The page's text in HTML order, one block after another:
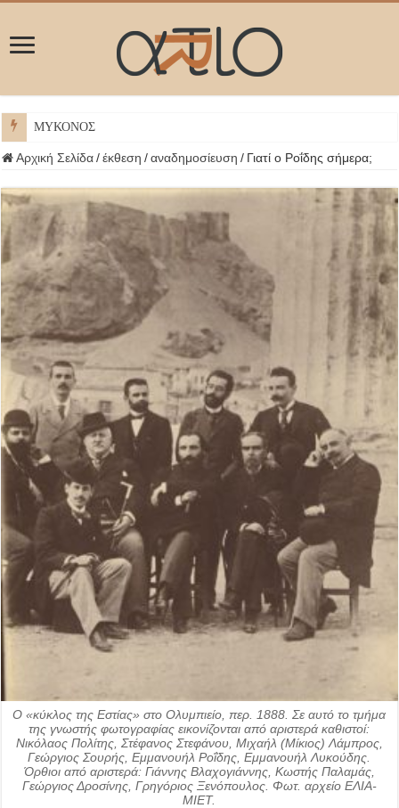
ΜΥΚΟΝΟΣ
Αρχική Σελίδα / έκθεση / αναδημοσίευση / Γιατί ο Ροΐδης σήμερα;
Ο «κύκλος της Εστίας» στο Ολυμπιείο, περ. 1888. Σε αυτό το τμήμα
της γνωστής φωτογραφίας εικονίζονται από αριστερά καθιστοί:
Νικόλαος Πολίτης, Στέφανος Στεφάνου, Μιχαήλ (Μίκιος) Λάμπρος,
Γεώργιος Σουρής, Εμμανουήλ Ροΐδης, Εμμανουήλ Λυκούδης.
Όρθιοι από αριστερά: Γιάννης Βλαχογιάννης, Κωστής Παλαμάς,
Γεώργιος Δροσίνης, Γρηγόριος Ξενόπουλος. Φωτ. αρχείο ΕΛΙΑ-
ΜΙΕΤ.